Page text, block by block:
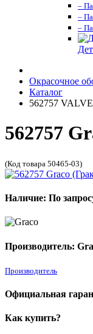
–
–
–
Окрасочное
Каталог
562757
562757
(Код товара 50465-03)
Наличие: По
Производитель:
Производитель
Официальная
Как купить?